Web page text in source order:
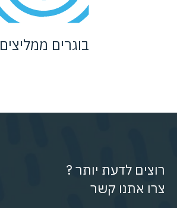
בוגרים ממליצים
רוצים לדעת יותר ?
צרו אתנו קשר